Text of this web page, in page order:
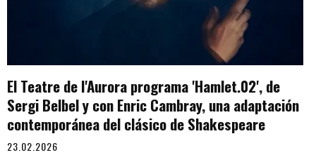
El Teatre de l'Aurora programa 'Hamlet.02', de
Sergi Belbel y con Enric Cambray, una adaptación
contemporánea del clásico de Shakespeare
23.02.2026